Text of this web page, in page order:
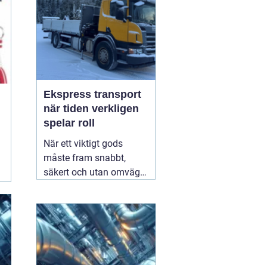
Ekspress transport
när tiden verkligen
spelar roll
När ett viktigt gods
måste fram snabbt,
säkert och utan omvägar
transportpartner
avgörande. Företag som
är beroende av täta
leveranser vet hur stor
skillnad en timme kan